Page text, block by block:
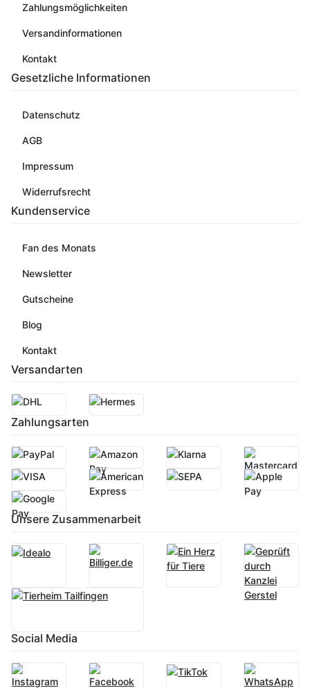
Zahlungsmöglichkeiten
Versandinformationen
Kontakt
Gesetzliche Informationen
Datenschutz
AGB
Impressum
Widerrufsrecht
Kundenservice
Fan des Monats
Newsletter
Gutscheine
Blog
Kontakt
Versandarten
Zahlungsarten
Unsere Zusammenarbeit
Social Media